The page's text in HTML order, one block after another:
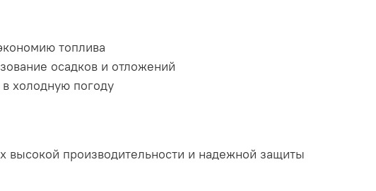
топлива
осадков и отложений
холодную погоду
производительности и надежной защиты